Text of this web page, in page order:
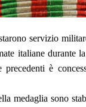
servizio
italiane durante
è
medaglia sono